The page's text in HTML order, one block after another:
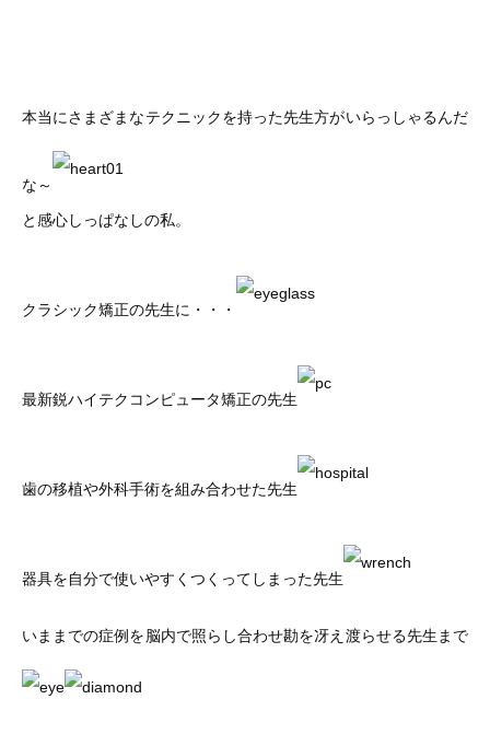
本当にさまざまなテクニックを持った先生方がいらっしゃるんだ
な～
と感心しっぱなしの私。
クラシック矯正の先生に・・・
最新鋭ハイテクコンピュータ矯正の先生
歯の移植や外科手術を組み合わせた先生
器具を自分で使いやすくつくってしまった先生
いままでの症例を脳内で照らし合わせ勘を冴え渡らせる先生まで